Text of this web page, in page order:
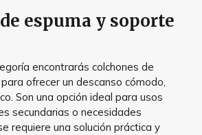
espuma y soporte
encontrarás colchones de
ofrecer un descanso cómodo,
Son una opción ideal para usos
secundarias o necesidades
requiere una solución práctica y